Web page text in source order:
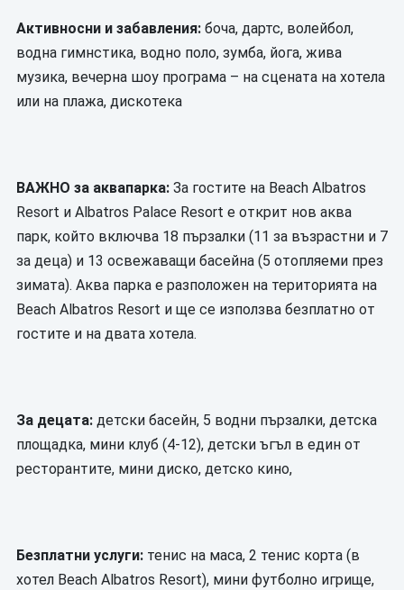
Активносни и забавления:боча, дартс, волейбол,
водна гимнстика, водно поло, зумба, йога, жива
музика, вечерна шоу програма – на сцената на хотела
или на плажа, дискотека
ВАЖНО за аквапарка: За гостите на Beach Albatros
Resort и Albatros Palace Resort е открит нов аква
парк, който включва 18 пързалки (11 за възрастни и 7
за деца) и 13 освежаващи басейна (5 отопляеми през
зимата). Аква парка е разположен на територията на
Beach Albatros Resort и ще се използва безплатно от
гостите и на двата хотела.
За децата:детски басейн, 5 водни пързалки, детска
площадка, мини клуб (4-12), детски ъгъл в един от
ресторантите, мини диско, детско кино,
Безплатни услуги:тенис на маса, 2 тенис корта (в
хотел Beach Albatros Resort), мини футболно игрище,